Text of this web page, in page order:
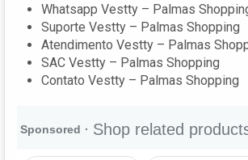
Whatsapp Vestty – Palmas
Suporte Vestty – Palmas Shopping
Atendimento Vestty – Palmas
SAC Vestty – Palmas Shopping
Contato Vestty – Palmas Shopping